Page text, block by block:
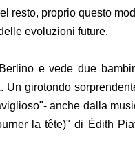
resto, proprio questo
evoluzioni future.
e vede due
Un girotondo
anche dalla
la tête)" di Édith